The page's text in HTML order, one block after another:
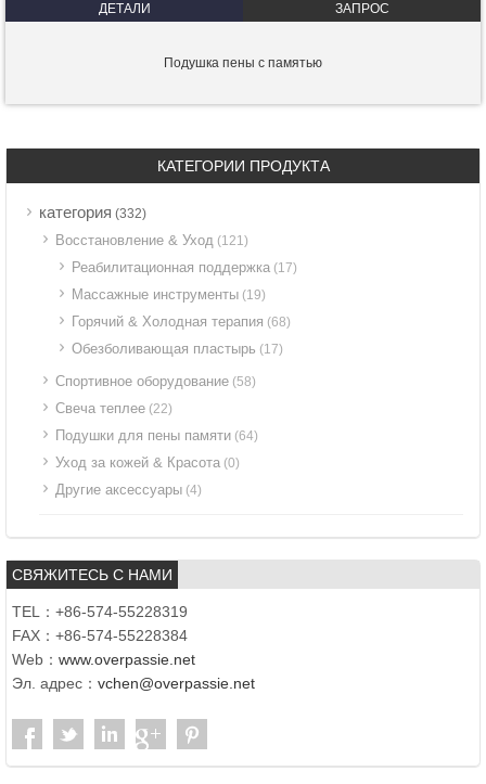
ДЕТАЛИ ЗАПРОС
Подушка пены с памятью
КАТЕГОРИИ ПРОДУКТА
категория (332)
Восстановление & Уход (121)
Реабилитационная поддержка (17)
Массажные инструменты (19)
Горячий & Холодная терапия (68)
Обезболивающая пластырь (17)
Спортивное оборудование (58)
Свеча теплее (22)
Подушки для пены памяти (64)
Уход за кожей & Красота (0)
Другие аксессуары (4)
СВЯЖИТЕСЬ С НАМИ
TEL：+86-574-55228319
FAX：+86-574-55228384
Web： www.overpassie.net
Эл. адрес： vchen@overpassie.net